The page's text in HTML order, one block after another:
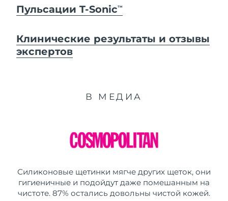
Пульсации T-SonicTM
Клинические результаты и отзывы
экспертов
В МЕДИА
Силиконовые щетинки мягче других щеток, они
гигиеничные и подойдут даже помешанным на
чистоте. 87% остались довольны чистой кожей.